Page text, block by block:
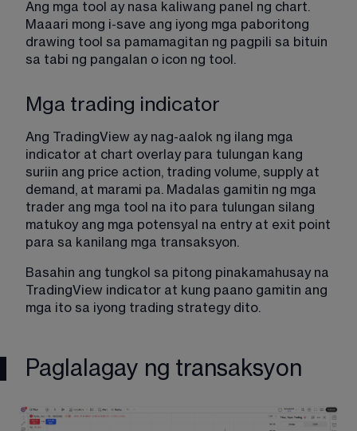
Ang mga tool ay nasa kaliwang panel ng chart.
Maaari mong i-save ang iyong mga paboritong
drawing tool sa pamamagitan ng pagpili sa bituin
sa tabi ng pangalan o icon ng tool.
Mga trading indicator
Ang TradingView ay nag-aalok ng ilang mga
indicator at chart overlay para tulungan kang
suriin ang price action, trading volume, supply at
demand, at marami pa. Madalas gamitin ng mga
trader ang mga tool na ito para tulungan silang
matukoy ang mga potensyal na entry at exit point
para sa kanilang mga transaksyon.
Basahin ang tungkol sa pitong pinakamahusay na
TradingView indicator at kung paano gamitin ang
mga ito sa iyong trading strategy dito.
Paglalagay ng transaksyon